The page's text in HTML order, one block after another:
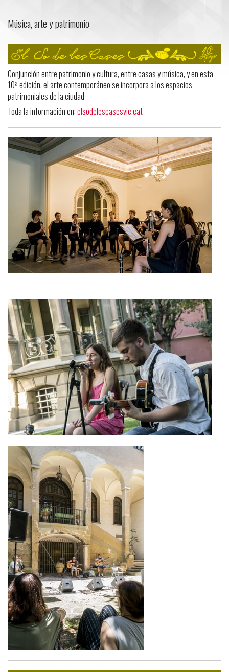
Música, arte y patrimonio
Conjunción entre patrimonio y cultura, entre casas y música, y en esta
10ª edición, el arte contemporáneo se incorpora a los espacios
patrimoniales de la ciudad
Toda la información en:elsodelescasesvic.cat